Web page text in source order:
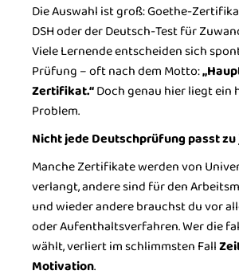
Die Auswahl ist groß: Goethe-
DSH oder der Deutsch-Test für
Viele Lernende entscheiden sich
Prüfung – oft nach dem Motto:
Zertifikat.“Doch genau hier liegt ein
Problem.
Nicht jede Deutschprüfung passt zu
Manche Zertifikate werden von
verlangt, andere sind für den
und wieder andere brauchst du vor
oder Aufenthaltsverfahren. Wer die
wählt, verliert im schlimmsten Fall
Motivation.